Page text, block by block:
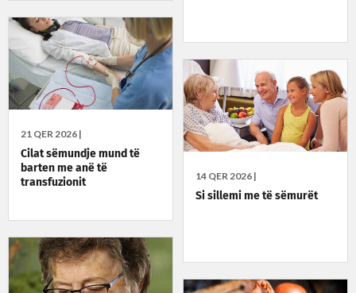
21 QER 2026 |
Cilat sëmundje mund të
barten me anë të
transfuzionit
14 QER 2026 |
Si sillemi me të sëmurët